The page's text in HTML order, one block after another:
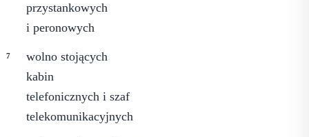
przystankowych
i peronowych
wolno stojących
kabin
telefonicznych i szaf
telekomunikacyjnych